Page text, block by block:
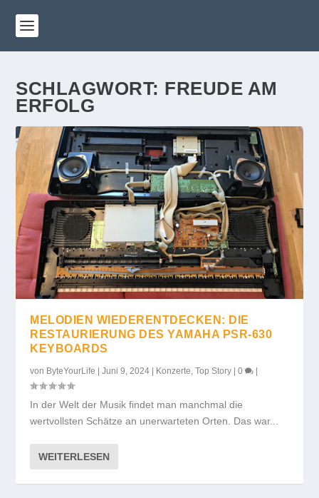
SCHLAGWORT: FREUDE AM
ERFOLG
MELODIEN WIEDERENTDECKEN: DIE
RESTAURIERUNG DES YAMAHA PSR-630
KEYBOARDS
von ByteYourLife |Juni 9, 2024 | Konzerte ,Top Story |0 |
In der Welt der Musik findet man manchmal die
wertvollsten Schätze an unerwarteten Orten. Das war...
WEITERLESEN